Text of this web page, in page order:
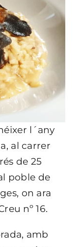
l´any
al carrer
de 25
poble de
on ara
nº 16.
amb